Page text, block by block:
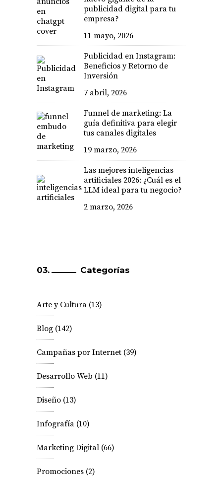
publicidad digital para tu
empresa?
11 mayo, 2026
Publicidad en Instagram:
Beneficios y Retorno de
Inversión
7 abril, 2026
Funnel de marketing: La
guía definitiva para elegir
tus canales digitales
19 marzo, 2026
Las mejores inteligencias
artificiales 2026: ¿Cuál es el
LLM ideal para tu negocio?
2 marzo, 2026
Categorías
Arte y Cultura (13)
Blog (142)
Campañas por Internet (39)
Desarrollo Web (11)
Diseño (13)
Infografía (10)
Marketing Digital (66)
Promociones (2)